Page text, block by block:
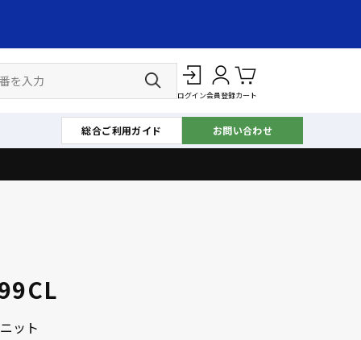
ログイン会員登録カート
総合ご利用ガイド お問い合わせ
ット